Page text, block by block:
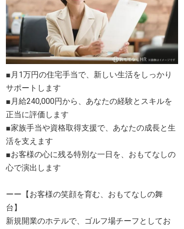
■月1万円の住宅手当で、新しい生活をしっかり
サポートします
■月給240,000円から、あなたの経験とスキルを
正当に評価します
■家族手当や資格取得支援で、あなたの成長と生
活を支えます
■お客様の心に残る特別な一日を、おもてなしの
心で演出します
ーー【お客様の笑顔を育む、おもてなしの舞
台】
新規開業のホテルで、ゴルフ場チーフとしてお